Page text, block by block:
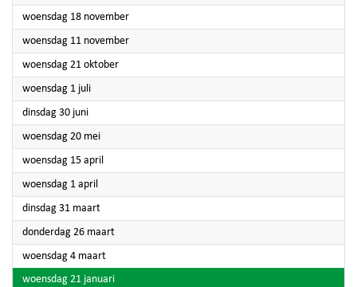
woensdag 18 november2026
woensdag 11 november2026
woensdag 21 oktober2026
woensdag 1 juli2026
dinsdag 30 juni2026
woensdag 20 mei2026
woensdag 15 april
woensdag 1 april
dinsdag 31 maart2026
donderdag 26 maart2026
woensdag 4 maart2026
woensdag 21 januari2026